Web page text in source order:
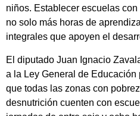
niños. Establecer escuelas
no solo más horas de
integrales que apoyen el
El diputado Juan Ignacio
a la Ley General de
que todas las zonas con
desnutrición cuenten con